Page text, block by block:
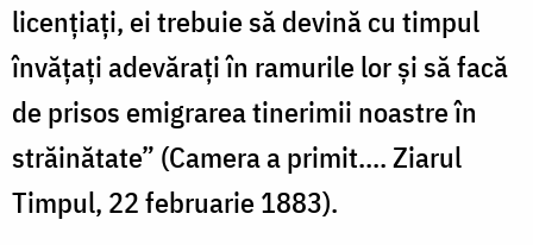
licențiați, ei trebuie să devină cu timpul
învățați adevărați în ramurile lor și să facă
de prisos emigrarea tinerimii noastre în
străinătate” (Camera a primit.... Ziarul
Timpul, 22 februarie 1883).